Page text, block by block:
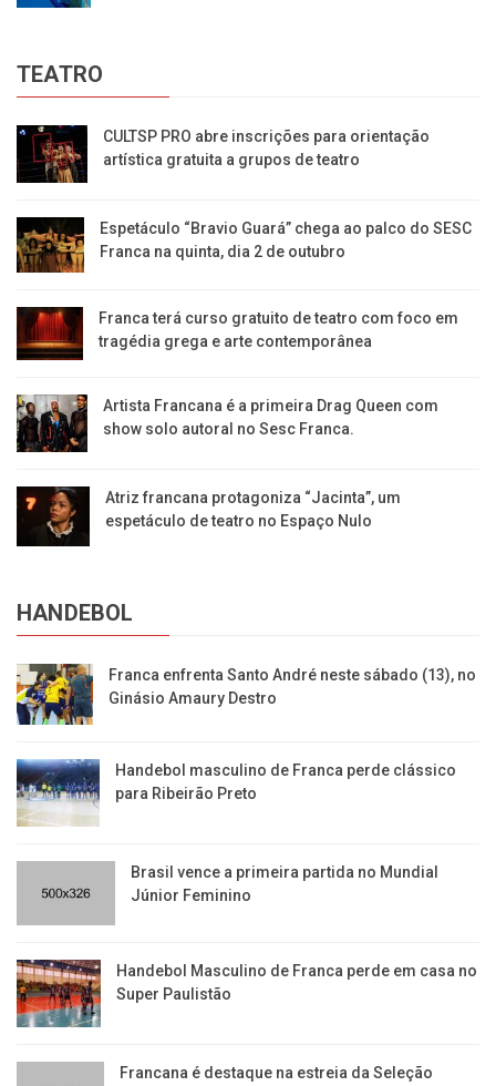
TEATRO
CULTSP PRO abre inscrições para orientação
artística gratuita a grupos de teatro
Espetáculo “Bravio Guará” chega ao palco do SESC
Franca na quinta, dia 2 de outubro
Franca terá curso gratuito de teatro com foco em
tragédia grega e arte contemporânea
Artista Francana é a primeira Drag Queen com
show solo autoral no Sesc Franca.
Atriz francana protagoniza “Jacinta”, um
espetáculo de teatro no Espaço Nulo
HANDEBOL
Franca enfrenta Santo André neste sábado (13), no
Ginásio Amaury Destro
Handebol masculino de Franca perde clássico
para Ribeirão Preto
Brasil vence a primeira partida no Mundial
Júnior Feminino
Handebol Masculino de Franca perde em casa no
Super Paulistão
Francana é destaque na estreia da Seleção